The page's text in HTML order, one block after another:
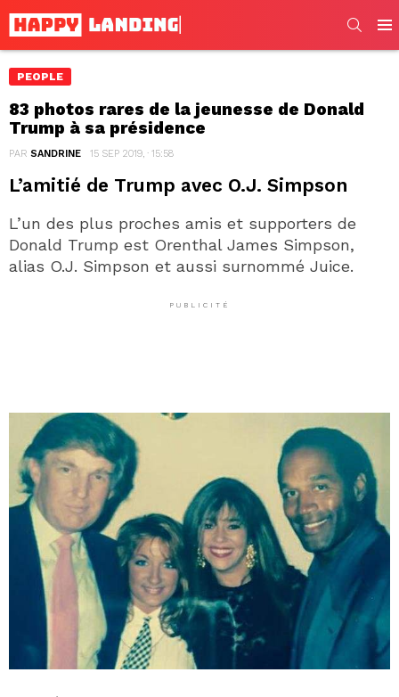
PEOPLE
83 photos rares de la jeunesse de Donald
Trump à sa présidence
PAR SANDRINE 15 SEP 2019, · 15:58
L’amitié de Trump avec O.J. Simpson
L’un des plus proches amis et supporters de
Donald Trump est Orenthal James Simpson,
alias O.J. Simpson et aussi surnommé Juice.
PUBLICITÉ